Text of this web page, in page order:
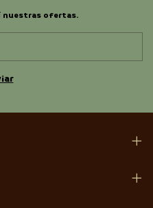
nuestras ofertas.